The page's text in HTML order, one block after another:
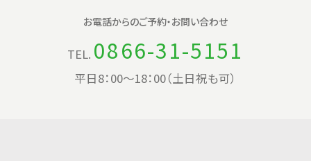
お電話からのご予約・お問い合わせ
TEL. 0866-31-5151
平日8：00〜18：00（土日祝も可）